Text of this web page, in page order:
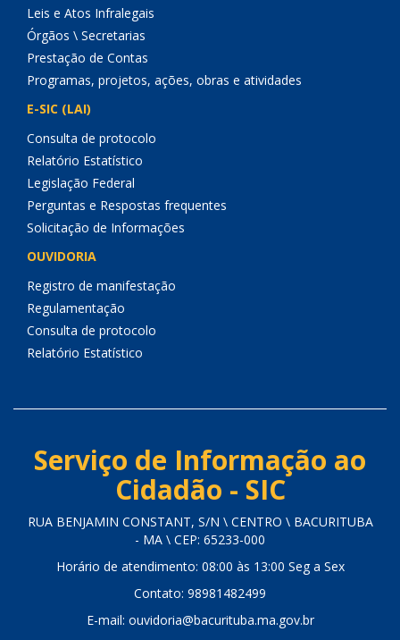
Leis e Atos Infralegais
Órgãos \ Secretarias
Prestação de Contas
Programas, projetos, ações, obras e atividades
E-SIC (LAI)
Consulta de protocolo
Relatório Estatístico
Legislação Federal
Perguntas e Respostas frequentes
Solicitação de Informações
OUVIDORIA
Registro de manifestação
Regulamentação
Consulta de protocolo
Relatório Estatístico
Serviço de Informação ao
Cidadão - SIC
RUA BENJAMIN CONSTANT, S/N \ CENTRO \ BACURITUBA
- MA \ CEP: 65233-000
Horário de atendimento: 08:00 às 13:00 Seg a Sex
Contato: 98981482499
E-mail: ouvidoria@bacurituba.ma.gov.br